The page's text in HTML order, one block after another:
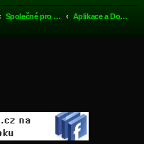
Společné pro WeTek Aplikace a Doplňky